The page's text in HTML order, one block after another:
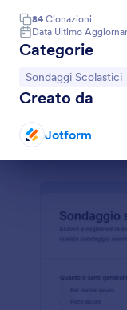
84 Clonazioni
Data Ultimo
Categorie
Vai alla Categoria:
Sondaggi Scolastici
Creato da
Jotform
dati online.
Go to
Template